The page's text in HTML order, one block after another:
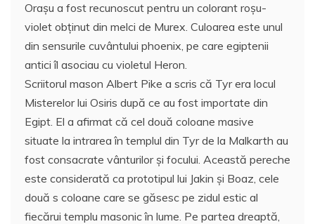
Oraşu a fost recunoscut pentru un colorant roşu-
violet obţinut din melci de Murex. Culoarea este unul
din sensurile cuvântului phoenix, pe care egiptenii
antici îl asociau cu violetul Heron.
Scriitorul mason Albert Pike a scris că Tyr era locul
Misterelor lui Osiris după ce au fost importate din
Egipt. El a afirmat că cel două coloane masive
situate la intrarea în templul din Tyr de la Malkarth au
fost consacrate vânturilor şi focului. Această pereche
este considerată ca prototipul lui Jakin şi Boaz, cele
două s coloane care se găsesc pe zidul estic al
fiecărui templu masonic în lume. Pe partea dreaptă,